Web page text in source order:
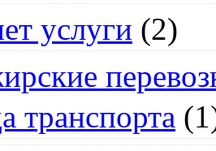
услуги (2)
транспорта